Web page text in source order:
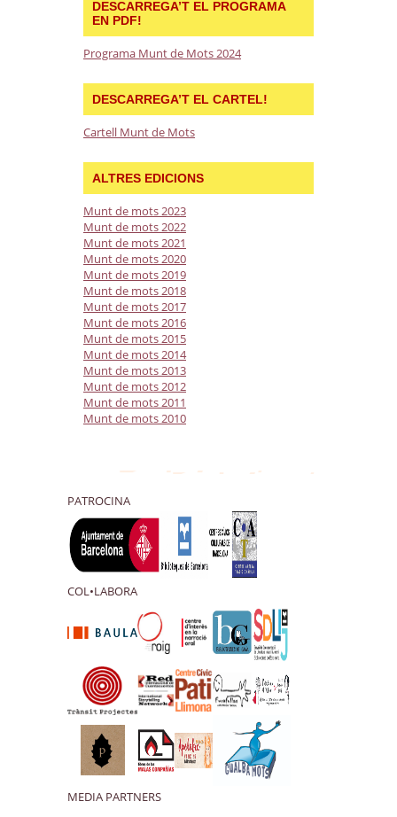
DESCARREGA’T EL PROGRAMA
EN PDF!
Programa Munt de Mots 2024
DESCARREGA’T EL CARTEL!
Cartell Munt de Mots
ALTRES EDICIONS
Munt de mots 2023
Munt de mots 2022
Munt de mots 2021
Munt de mots 2020
Munt de mots 2019
Munt de mots 2018
Munt de mots 2017
Munt de mots 2016
Munt de mots 2015
Munt de mots 2014
Munt de mots 2013
Munt de mots 2012
Munt de mots 2011
Munt de mots 2010
PATROCINA
COL•LABORA
MEDIA PARTNERS